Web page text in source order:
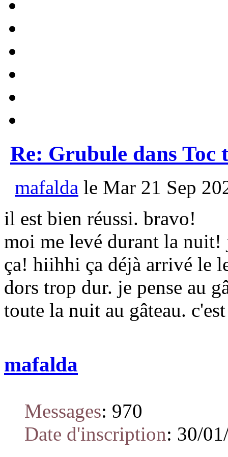
Re: Grubule dans Toc
mafalda le Mar 21 Sep
il est bien réussi. bravo!
moi me levé durant la
ça! hiihhi ça déjà arrivé le
dors trop dur. je pense au
toute la nuit au gâteau.
mafalda
Messages: 970
Date d'inscription: 30/